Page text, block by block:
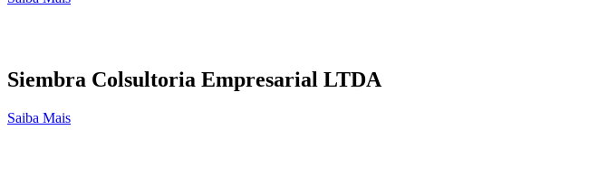
Siembra Colsultoria Empresarial LTDA
Saiba Mais